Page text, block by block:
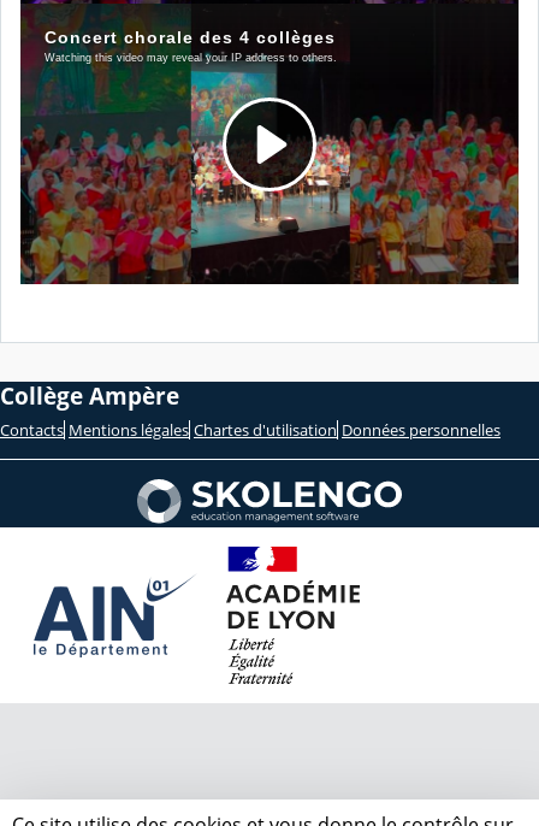
Collège Ampère
Contacts Mentions légales Chartes d'utilisation Données personnelles